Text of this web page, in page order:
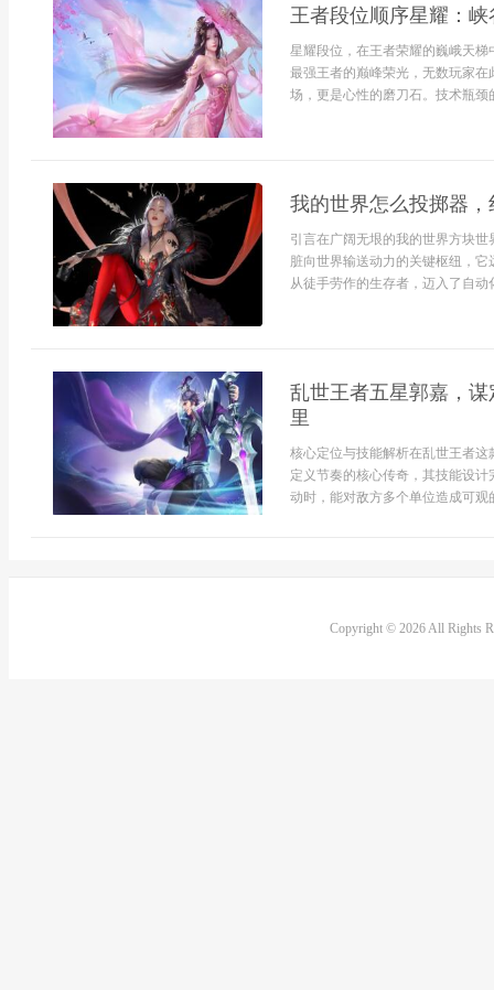
王者段位顺序星耀：
星耀段位，在王者荣耀的巍峨天
最强王者的巅峰荣光，无数玩家
场，更是心性的磨刀石。技术瓶
我的世界怎么投掷器
引言在广阔无垠的我的世界方块
脏向世界输送动力的关键枢纽，
从徒手劳作的生存者，迈入了自
乱世王者五星郭嘉，
里
核心定位与技能解析在乱世王者
定义节奏的核心传奇，其技能设
动时，能对敌方多个单位造成可
Copyright © 2026 All Rights